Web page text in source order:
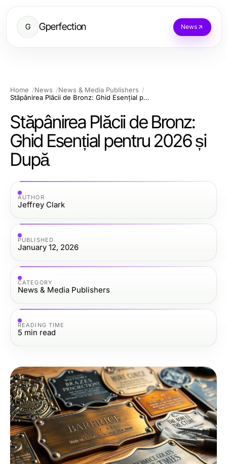
G Gperfection News
Home News
News & Media Publishers
Stăpânirea Plăcii de Bronz: Ghid Esențial pentru 2026 și După
Stăpânirea Plăcii de Bronz:
Ghid Esențial pentru 2026 și
După
AUTHOR
Jeffrey Clark
PUBLISHED
January 12, 2026
CATEGORY
News & Media Publishers
READING TIME
5 min read